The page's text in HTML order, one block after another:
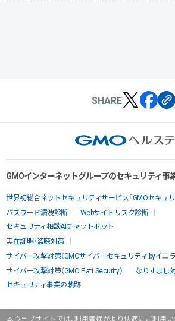
本ウェブサイトでは、利用者様がより快適にご利用
SHARE
GMOインターネットグループのセキュリティ事
世界初総合ネットセキュリティサービス「GMOセキュリ
パスワード漏洩診断
Webサイトリスク診断
セキュリティ相談AIチャットボット
実在証明・盗聴対策
サイバー攻撃対策（GMOサイバーセキュリティ byイエラ
サイバー攻撃対策（GMO Flatt Security）
なりすまし
セキュリティ事業の軌跡